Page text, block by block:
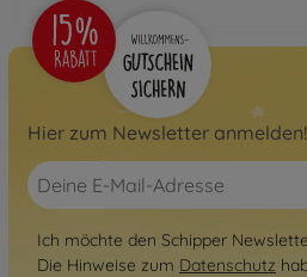
Hier zum Newsletter anmelden!
Ich möchte den Schipper
Die Hinweise zum Datenschutz